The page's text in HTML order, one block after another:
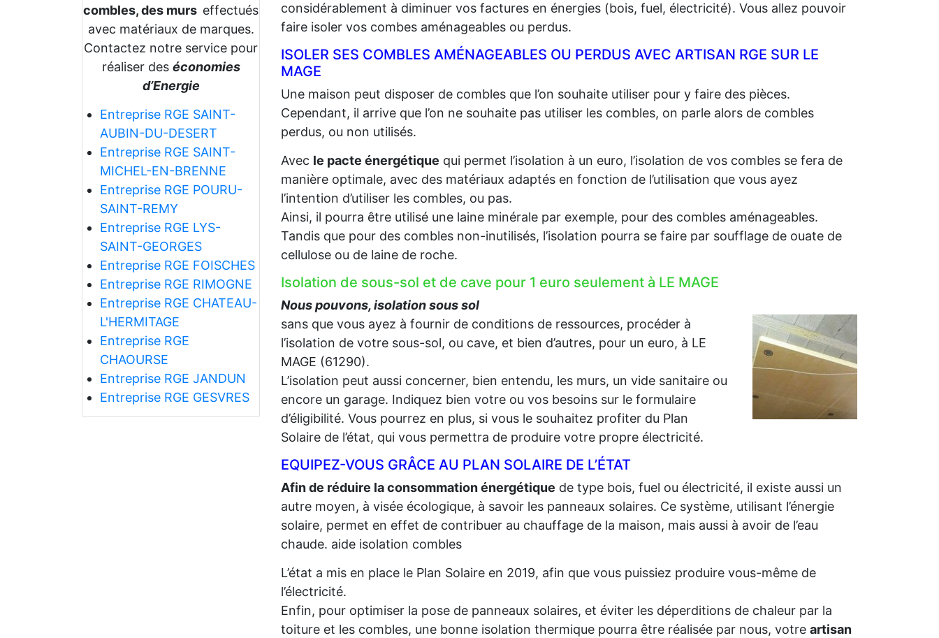
combles, des murs effectués
avec matériaux de marques.
Contactez notre service pour
réaliser des économies
d’Energie
Entreprise RGE SAINT-
AUBIN-DU-DESERT
Entreprise RGE SAINT-
MICHEL-EN-BRENNE
Entreprise RGE POURU-
SAINT-REMY
Entreprise RGE LYS-
SAINT-GEORGES
Entreprise RGE FOISCHES
Entreprise RGE RIMOGNE
Entreprise RGE CHATEAU-
L'HERMITAGE
Entreprise RGE
CHAOURSE
Entreprise RGE JANDUN
Entreprise RGE GESVRES
considérablement à diminuer vos factures en énergies (bois, fuel, électricité). Vous allez pouvoir
faire isoler vos combes aménageables ou perdus.
ISOLER SES COMBLES AMÉNAGEABLES OU PERDUS AVEC ARTISAN RGE SUR LE
MAGE
Une maison peut disposer de combles que l’on souhaite utiliser pour y faire des pièces.
Cependant, il arrive que l’on ne souhaite pas utiliser les combles, on parle alors de combles
perdus, ou non utilisés.
Avec le pacte énergétique qui permet l’isolation à un euro, l’isolation de vos combles se fera de
manière optimale, avec des matériaux adaptés en fonction de l’utilisation que vous ayez
l’intention d’utiliser les combles, ou pas.
Ainsi, il pourra être utilisé une laine minérale par exemple, pour des combles aménageables.
Tandis que pour des combles non-inutilisés, l’isolation pourra se faire par soufflage de ouate de
cellulose ou de laine de roche.
Isolation de sous-sol et de cave pour 1 euro seulement à LE MAGE
Nous pouvons, isolation sous sol
sans que vous ayez à fournir de conditions de ressources, procéder à
l’isolation de votre sous-sol, ou cave, et bien d’autres, pour un euro, à LE
MAGE (61290).
L’isolation peut aussi concerner, bien entendu, les murs, un vide sanitaire ou
encore un garage. Indiquez bien votre ou vos besoins sur le formulaire
d’éligibilité. Vous pourrez en plus, si vous le souhaitez profiter du Plan
Solaire de l’état, qui vous permettra de produire votre propre électricité.
EQUIPEZ-VOUS GRÂCE AU PLAN SOLAIRE DE L’ÉTAT
Afin de réduire la consommation énergétique de type bois, fuel ou électricité, il existe aussi un
autre moyen, à visée écologique, à savoir les panneaux solaires. Ce système, utilisant l’énergie
solaire, permet en effet de contribuer au chauffage de la maison, mais aussi à avoir de l’eau
chaude. aide isolation combles
L’état a mis en place le Plan Solaire en 2019, afin que vous puissiez produire vous-même de
l’électricité.
Enfin, pour optimiser la pose de panneaux solaires, et éviter les déperditions de chaleur par la
toiture et les combles, une bonne isolation thermique pourra être réalisée par nous, votre artisan